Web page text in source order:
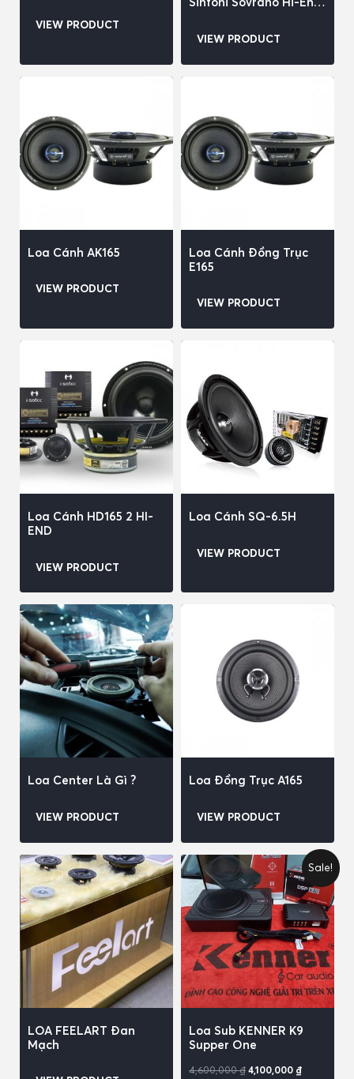
VIEW PRODUCT
VIEW PRODUCT
Loa Cánh AK165
VIEW PRODUCT
Loa Cánh Đồng Trục
E165
VIEW PRODUCT
Loa Cánh HD165 2 HI-
END
VIEW PRODUCT
Loa Cánh SQ-6.5H
VIEW PRODUCT
Loa Center Là Gì ?
VIEW PRODUCT
Loa Đồng Trục A165
VIEW PRODUCT
LOA FEELART Đan
Mạch
Sale!
Loa Sub KENNER K9
Supper One
4,600,000₫ 4,100,000 ₫